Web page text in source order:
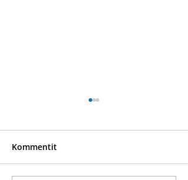
Kommentit